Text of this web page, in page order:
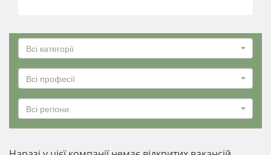
Всі категорії
Всі професії
Всі регіони